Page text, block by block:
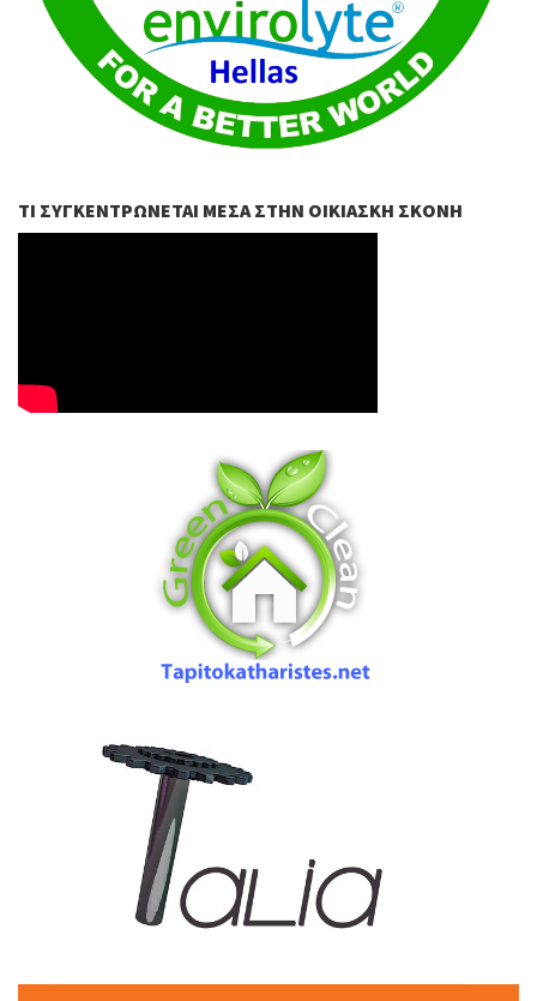
ΤΙ ΣΥΓΚΕΝΤΡΏΝΕΤΑΙ ΜΈΣΑ ΣΤΗΝ ΟΙΚΙΑΣΚΉ ΣΚΌΝΗ